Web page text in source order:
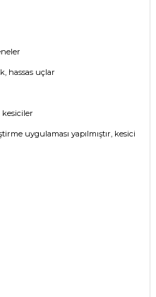
hassas uçlar
uygulaması yapılmıştır, kesici